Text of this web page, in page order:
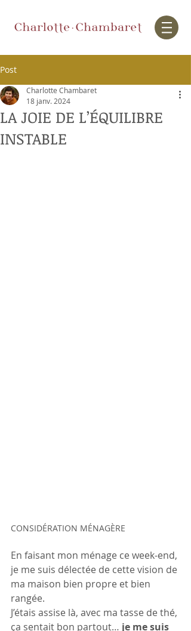
Post
LA JOIE DE L’ÉQUILIBRE
INSTABLE
Charlotte Chambaret
18 janv. 2024
CONSIDÉRATION MÉNAGÈRE
En faisant mon ménage ce week-end,
je me suis délectée de cette vision de
ma maison bien propre et bien
rangée.
J’étais assise là, avec ma tasse de thé,
ça sentait bon partout… je me suis